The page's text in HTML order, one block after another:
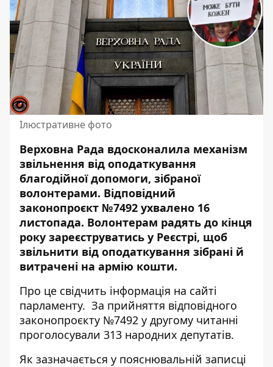
Ілюстративне фото
Верховна Рада вдосконалила механізм
звільнення від оподаткування
благодійної допомоги, зібраної
волонтерами. Відповідний
законопроєкт №7492 ухвалено 16
листопада. Волонтерам радять до кінця
року зареєструватись у Реєстрі, щоб
звільнити від оподаткування зібрані й
витрачені на армію кошти.
Про це свідчить інформація на сайті
парламенту. За прийняття відповідного
законопроєкту №7492 у другому читанні
проголосували 313 народних депутатів.
Як зазначається у пояснювальній записці